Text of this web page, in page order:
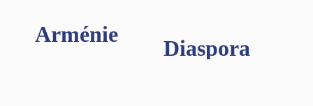
Arménie
Diaspora